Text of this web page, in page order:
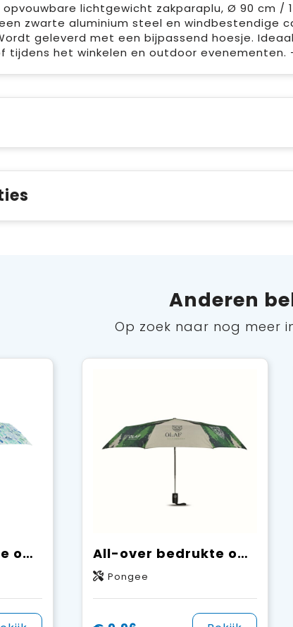
lichtgewicht zakparaplu, Ø 90 cm /
zwarte aluminium steel en windbestendige
geleverd met een bijpassend hoesje.
tijdens het winkelen en outdoor evenementen. -
Anderen
Op zoek naar nog meer
All-over bedrukte opvouwbare paraplu met automatische open- en sluitfunctie All-over bedrukte opvouwbare stormparaplu met automatische open- en sluitfunctie
Pongee